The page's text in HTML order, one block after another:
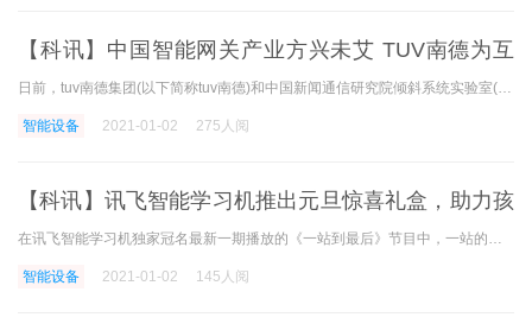
【科讯】中国智能网关产业方兴未艾 TUV南德为互
联网安全保驾并护航
智能设备 2021-01-02 275人阅
【科讯】讯飞智能学习机推出元旦惊喜礼盒，助力孩
子成绩“牛”气冲天
智能设备 2021-01-02 145人阅